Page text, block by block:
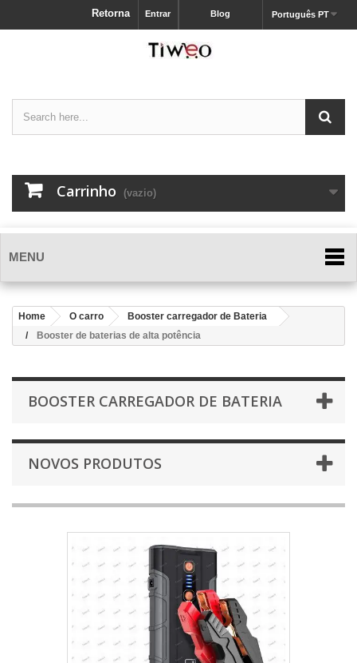
Português PT
Blog
Entrar
Retorna
Carrinho (vazio)
MENU
Home O carro
Booster carregador de Bateria
Booster de baterias de alta potência
BOOSTER CARREGADOR DE BATERIA
NOVOS PRODUTOS